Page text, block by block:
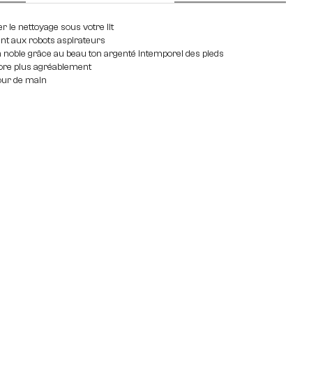
le nettoyage sous votre lit
aux robots aspirateurs
noble grâce au beau ton argenté intemporel des pieds
plus agréablement
de main